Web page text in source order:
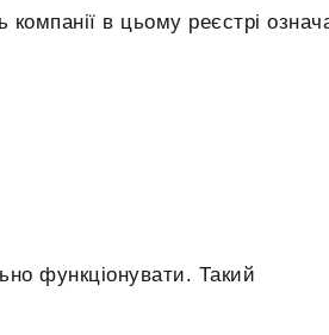
в цьому реєстрі
функціонувати. Такий